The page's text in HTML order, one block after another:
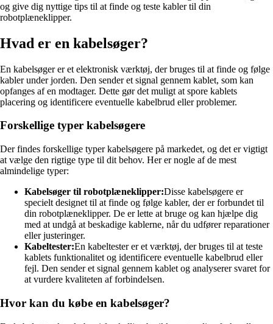
og give dig nyttige tips til at finde og teste kabler til din
robotplæneklipper.
Hvad er en kabelsøger?
En kabelsøger er et elektronisk værktøj, der bruges til at finde og følge
kabler under jorden. Den sender et signal gennem kablet, som kan
opfanges af en modtager. Dette gør det muligt at spore kablets
placering og identificere eventuelle kabelbrud eller problemer.
Forskellige typer kabelsøgere
Der findes forskellige typer kabelsøgere på markedet, og det er vigtigt
at vælge den rigtige type til dit behov. Her er nogle af de mest
almindelige typer:
Kabelsøger til robotplæneklipper:Disse kabelsøgere er
specielt designet til at finde og følge kabler, der er forbundet til
din robotplæneklipper. De er lette at bruge og kan hjælpe dig
med at undgå at beskadige kablerne, når du udfører reparationer
eller justeringer.
Kabeltester:En kabeltester er et værktøj, der bruges til at teste
kablets funktionalitet og identificere eventuelle kabelbrud eller
fejl. Den sender et signal gennem kablet og analyserer svaret for
at vurdere kvaliteten af forbindelsen.
Hvor kan du købe en kabelsøger?